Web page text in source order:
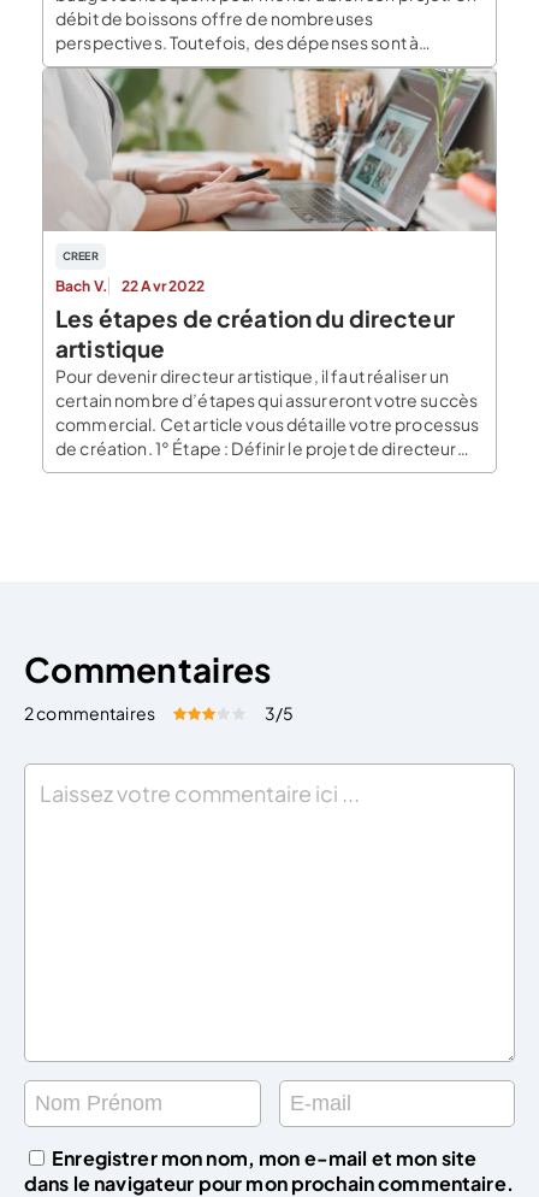
débit de boissons offre de nombreuses
perspectives. Toutefois, des dépenses sont à
effectuer pour assurer le démarrage et la pérennité
des activités. Cependant, entre les formalités
administratives et les différents frais inhérents au
local, il […]
CREER
Bach V. 22 Avr 2022
Les étapes de création du directeur
artistique
Pour devenir directeur artistique, il faut réaliser un
certain nombre d’étapes qui assureront votre succès
commercial. Cet article vous détaille votre processus
de création. 1° Étape : Définir le projet de directeur
artistique La première étape avant de se lancer dans
Commentaires
2 commentaires Évaluez cet article:
3/5
Enregistrer mon nom, mon e-mail et mon site
dans le navigateur pour mon prochain commentaire.